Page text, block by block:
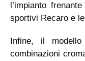
l’impianto
sportivi Recaro e
Infine, il modello
combinazioni